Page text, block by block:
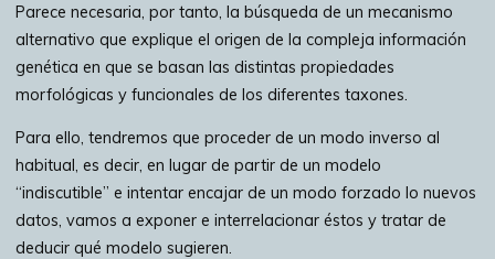
Parece necesaria, por tanto, la búsqueda de un mecanismo
alternativo que explique el origen de la compleja información
genética en que se basan las distintas propiedades
morfológicas y funcionales de los diferentes taxones.
Para ello, tendremos que proceder de un modo inverso al
habitual, es decir, en lugar de partir de un modelo
“indiscutible” e intentar encajar de un modo forzado lo nuevos
datos, vamos a exponer e interrelacionar éstos y tratar de
deducir qué modelo sugieren.